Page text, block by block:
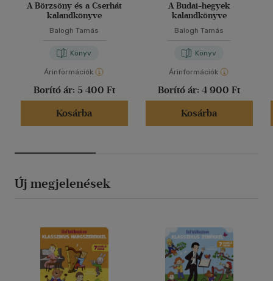
A Börzsöny és a Cserhát
kalandkönyve
Balogh Tamás
Könyv
Árinformációk
Borító ár: 5 400 Ft
Kosárba
A Budai-hegyek
kalandkönyve
Balogh Tamás
Könyv
Árinformációk
Borító ár: 4 900 Ft
Kosárba
Új megjelenések